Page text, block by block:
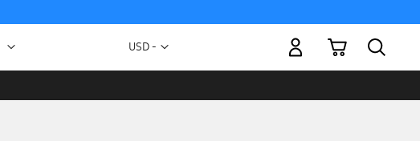
Moneda
USD -
Mi carrito